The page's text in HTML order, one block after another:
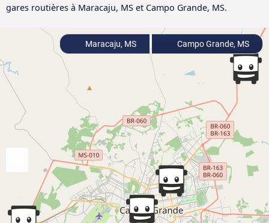
gares routières à Maracaju, MS et Campo Grande, MS.
Maracaju, MS Campo Grande, MS